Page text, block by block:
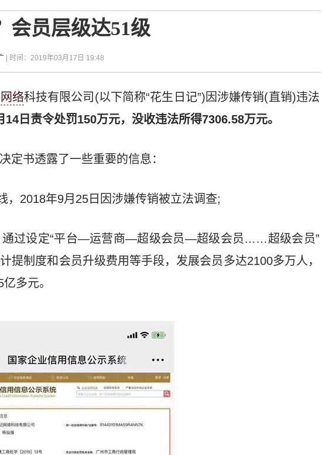
会员层级达51级
| 时间：2019年03月17日 19:48
网络科技有限公司(以下简称“花生日记”)因涉嫌传销(直销)违法
日责令处罚150万元，没收违法所得7306.58万元。
定书透露了一些重要的信息：
，2018年9月25日因涉嫌传销被立法调查;
通过设定“平台—运营商—超级会员—超级会员……超级会员”
提制度和会员升级费用等手段，发展会员多达2100多万人，
多元。